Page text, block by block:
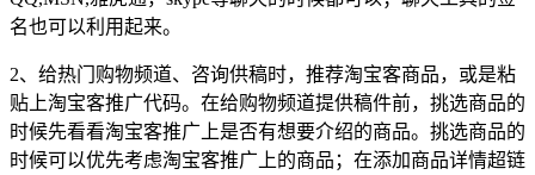
名也可以利用起来。
2、给热门购物频道、咨询供稿时，推荐淘宝客商品，或是粘
贴上淘宝客推广代码。在给购物频道提供稿件前，挑选商品的
时候先看看淘宝客推广上是否有想要介绍的商品。挑选商品的
时候可以优先考虑淘宝客推广上的商品；在添加商品详情超链